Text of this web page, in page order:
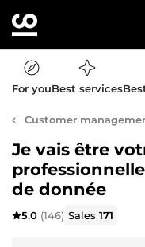
For youBest services
Customer
Je vais être
de donnée
5.0 (146) Sales171